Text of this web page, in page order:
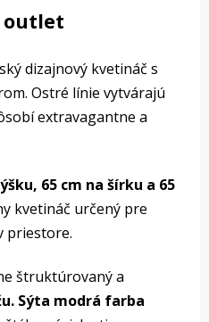
outlet
dizajnový kvetináč s
Ostré línie vytvárajú
extravagantne a
65 cm na šírku a 65
kvetináč určený pre
priestore.
štruktúrovaný a
Sýta modrá farba